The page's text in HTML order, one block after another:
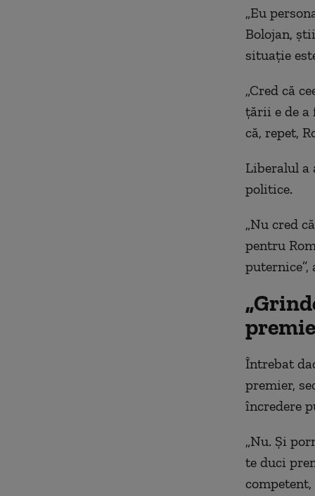
„Eu
Bolojan,
situație
„Cred că
țării e de a
că, repet,
Liberalul a
politice.
„Nu cred
pentru
Întrebat
premier,
încredere
„Nu. Și
te duci
competent,